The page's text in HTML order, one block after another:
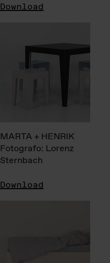
Download
MARTA + HENRIK
Fotografo: Lorenz
Sternbach
Download